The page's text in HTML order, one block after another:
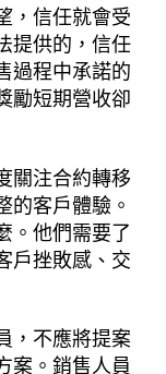
，信任就會受
提供的，信任
過程中承諾的
勵短期營收卻
關注合約轉移
的客戶體驗。
。他們需要了
戶挫敗感、交
，不應將提案
案。銷售人員